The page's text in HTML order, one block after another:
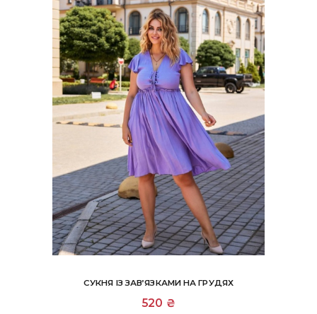
СУКНЯ ІЗ ЗАВ’ЯЗКАМИ НА ГРУДЯХ
520 ₴